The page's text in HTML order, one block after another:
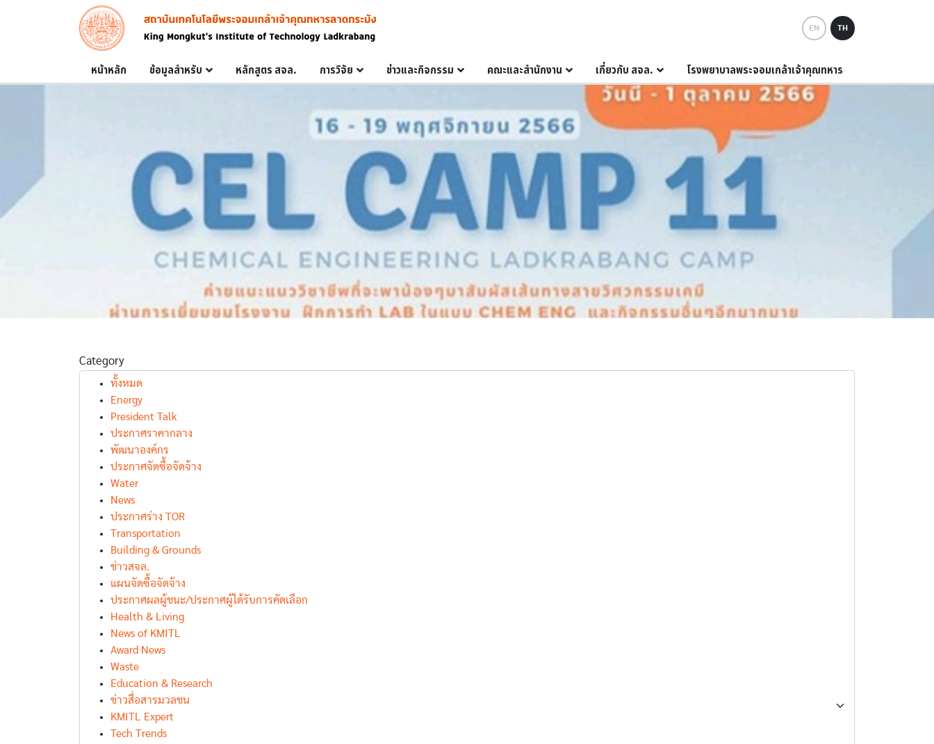
Skip to main content
Image
EN TH
Main navigation
หน้าหลัก ข้อมูลสำหรับ หลักสูตร สจล. การวิจัย ข่าวและกิจกรรม คณะและสำนักงาน เกี่ยวกับ สจล. โรงพยาบาลพระจอมเกล้าเจ้าคุณทหาร
Category
ทั้งหมด
Energy
President Talk
ประกาศราคากลาง
พัฒนาองค์กร
ประกาศจัดซื้อจัดจ้าง
Water
News
ประกาศร่าง TOR
Transportation
Building & Grounds
ข่าวสจล.
แผนจัดซื้อจัดจ้าง
ประกาศผลผู้ชนะ/ประกาศผู้ได้รับการคัดเลือก
Health & Living
News of KMITL
Award News
Waste
Education & Research
ข่าวสื่อสารมวลชน
KMITL Expert
Tech Trends